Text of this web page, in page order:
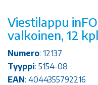
Viestilappu
valkoinen, 12
Numero: 12137
Tyyppi: 5154-08
EAN: 4044355792216